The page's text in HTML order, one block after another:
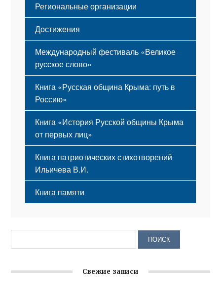
Региональные организации
Достижения
Международный фестиваль «Великое
русское слово»
Книга «Русская община Крыма: путь в
Россию»
Книга «История Русской общины Крыма
от первых лиц»
Книга патриотических стихотворений
Ильичева В.И.
Книга памяти
Свежие записи